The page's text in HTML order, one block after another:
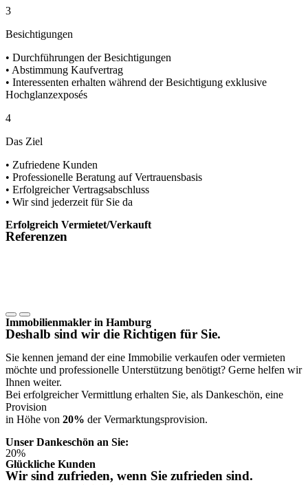
3
Besichtigungen
• Durchführungen der Besichtigungen
• Abstimmung Kaufvertrag
• Interessenten erhalten während der Besichtigung exklusive
Hochglanzexposés
4
Das Ziel
• Zufriedene Kunden
• Professionelle Beratung auf Vertrauensbasis
• Erfolgreicher Vertragsabschluss
• Wir sind jederzeit für Sie da
Erfolgreich Vermietet/Verkauft
Referenzen
Immobilienmakler in Hamburg
Deshalb sind wir die Richtigen für Sie.
Sie kennen jemand der eine Immobilie verkaufen oder vermieten
möchte und professionelle Unterstützung benötigt? Gerne helfen wir
Ihnen weiter.
Bei erfolgreicher Vermittlung erhalten Sie, als Dankeschön, eine
Provision
in Höhe von 20% der Vermarktungsprovision.
Unser Dankeschön an Sie:
20%
Glückliche Kunden
Wir sind zufrieden, wenn Sie zufrieden sind.